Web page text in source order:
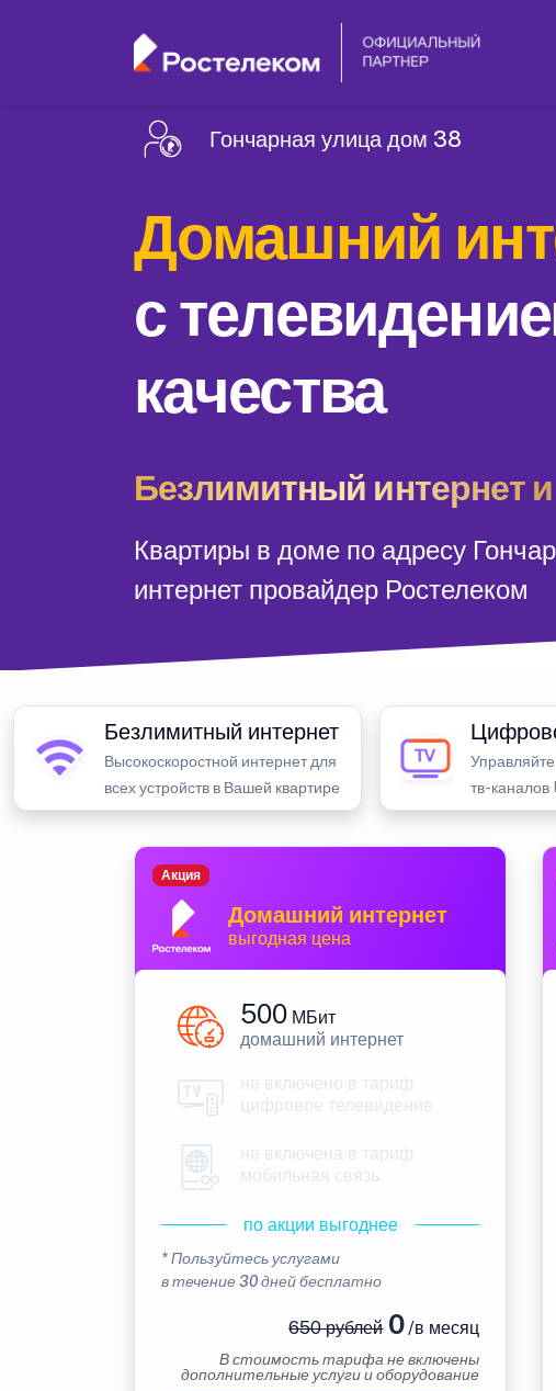
Гончарная улица дом 38
Домашний
с
качества
Безлимитный интернет
Квартиры в доме по адресу
интернет провайдер Ростелеком
Безлимитный интернет
Высокоскоростной интернет для
всех устройств в Вашей квартире
тв-каналов
Домашний интернет
выгодная цена
Акция
500 МБит
домашний интернет
не включено в тариф
цифровое телевидение
не включена в тариф
мобильная связь
по акции выгоднее
* Пользуйтесь услугами
в течение 30 дней бесплатно
650 рублей0/в месяц
В стоимость тарифа не включены
дополнительные услуги и оборудование